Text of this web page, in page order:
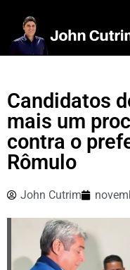
Candidatos
mais um
contra o
Rômulo
John Cutrim